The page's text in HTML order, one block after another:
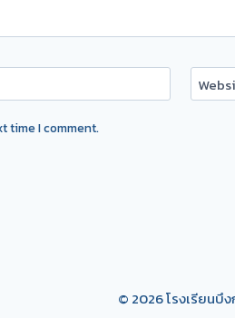
time I comment.
© 2026 โรงเรียนบึ